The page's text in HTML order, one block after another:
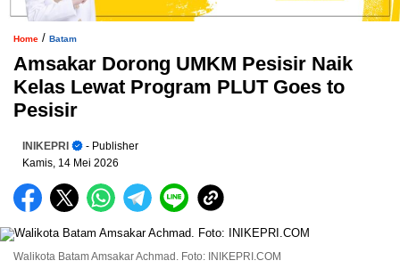
Home / Batam
Amsakar Dorong UMKM Pesisir Naik
Kelas Lewat Program PLUT Goes to
Pesisir
INIKEPRI
- Publisher
Kamis, 14 Mei 2026
Walikota Batam Amsakar Achmad. Foto: INIKEPRI.COM